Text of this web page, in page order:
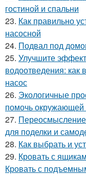
гостиной и спальни
23. Как правильно
насосной
24. Подвал под
25. Улучшите
водоотведения:
насос
26. Экологичные
помочь окружающей
27.
для поделки и
28. Как выбрать и
29. Кровать с
Кровать с